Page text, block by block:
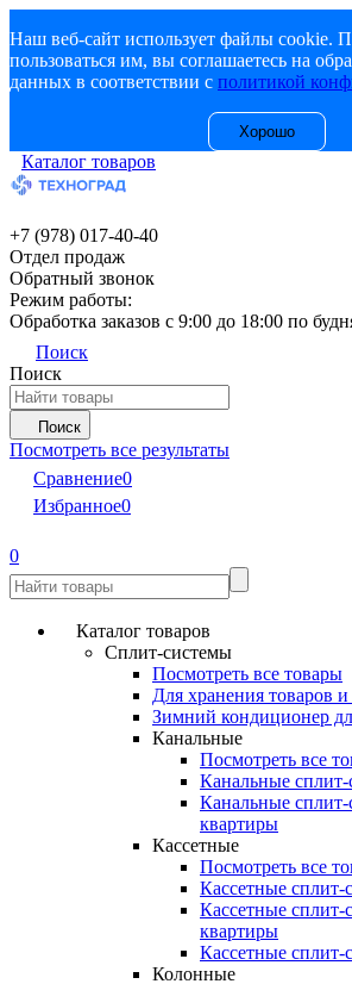
Наш веб-сайт использует файлы cookie.
пользоваться им, вы соглашаетесь на
данных в соответствии с политикой
Хорошо
Каталог товаров
+7 (978) 017-40-40
Отдел продаж
Обратный звонок
Режим работы:
Обработка заказов с 9:00 до 18:00 по
Поиск
Поиск
Поиск
Посмотреть все результаты
Сравнение0
Избранное0
0
Каталог товаров
Сплит-системы
Посмотреть все товары
Для хранения товаров
Зимний кондиционер
Канальные
Посмотреть все
Канальные
Канальные
квартиры
Кассетные
Посмотреть все
Кассетные сплит-
Кассетные сплит-
квартиры
Кассетные сплит-
Колонные